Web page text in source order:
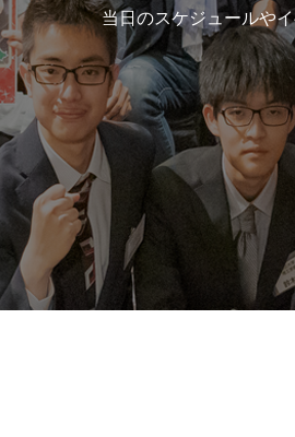
当日のスケジュールや